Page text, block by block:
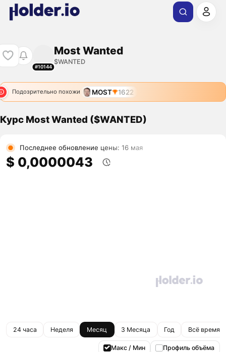
#10144
Most Wanted
$WANTED
Подозрительно похожи MOST 1622
Курс Most Wanted ($WANTED)
Последнее обновление цены: 16 мая
$ 0,0000043
24 часа Неделя Месяц 3 Месяца Год Всё время
Макс / Мин Профиль объёма